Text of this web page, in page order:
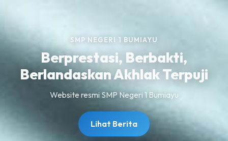
SMP NEGERI 1 BUMIAYU
Berprestasi, Berbakti,
Berlandaskan Akhlak Terpuji
Website resmi SMP Negeri 1 Bumiayu
Lihat Berita